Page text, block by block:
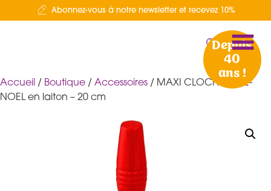
Abonnez-vous à notre newsletter et recevez 10%
Depuis
40
ans !
Accueil / Boutique / Accessoires / MAXI CLOCHE PERE-
NOEL en laiton – 20 cm